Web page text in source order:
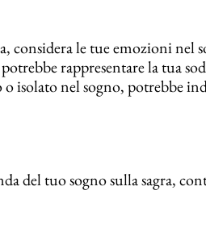
le tue emozioni nel
rappresentare la tua
isolato nel sogno, potrebbe
del tuo sogno sulla sagra,